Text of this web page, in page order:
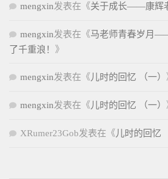
mengxin发表在《关于成长——康辉
mengxin发表在《马老师青春岁月
了千重浪！ 》
mengxin发表在《 儿时的回忆 （一）
mengxin发表在《 儿时的回忆 （一）
XRumer23Gob发表在《 儿时的回忆